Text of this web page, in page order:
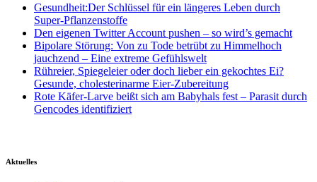
Gesundheit:Der Schlüssel für ein längeres Leben durch
Super-Pflanzenstoffe
Den eigenen Twitter Account pushen – so wird’s gemacht
Bipolare Störung: Von zu Tode betrübt zu Himmelhoch
jauchzend – Eine extreme Gefühlswelt
Rühreier, Spiegeleier oder doch lieber ein gekochtes Ei?
Gesunde, cholesterinarme Eier-Zubereitung
Rote Käfer-Larve beißt sich am Babyhals fest – Parasit durch
Gencodes identifiziert
Aktuelles